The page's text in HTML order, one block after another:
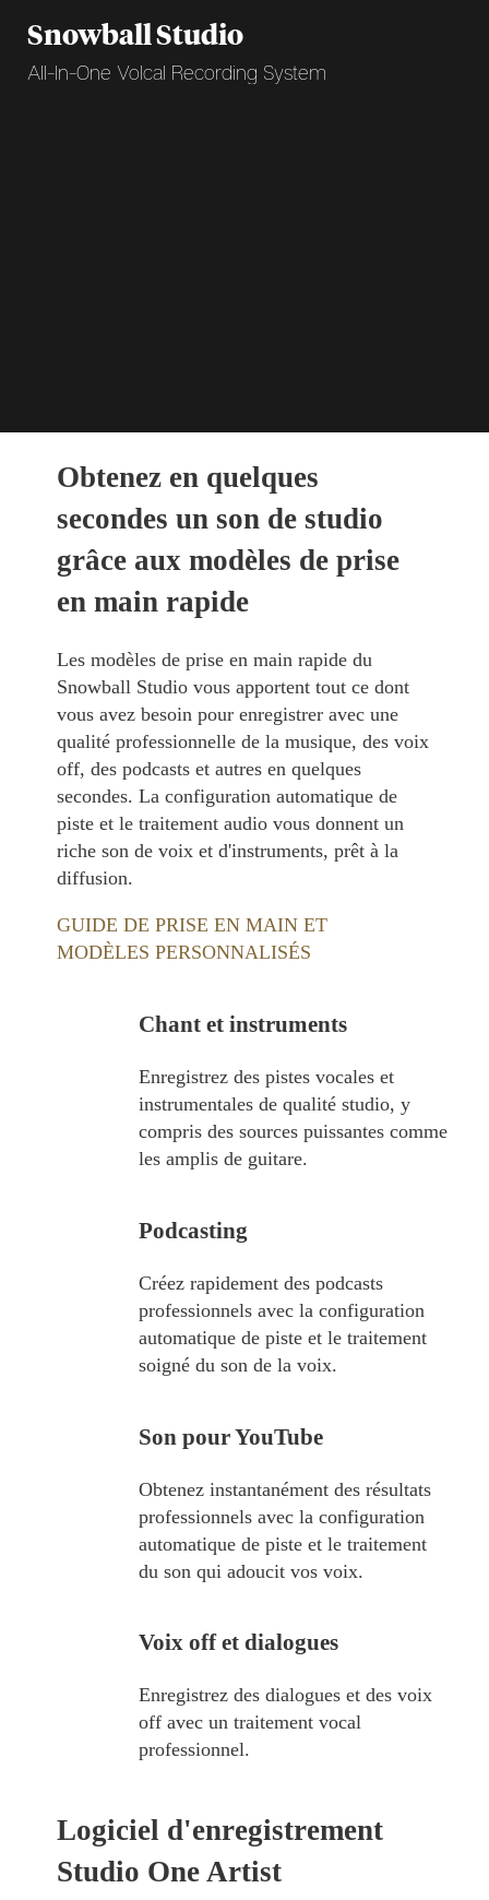
Snowball Studio
All-In-One Volcal Recording System
Obtenez en quelques
secondes un son de studio
grâce aux modèles de prise
en main rapide
Les modèles de prise en main rapide du
Snowball Studio vous apportent tout ce dont
vous avez besoin pour enregistrer avec une
qualité professionnelle de la musique, des voix
off, des podcasts et autres en quelques
secondes. La configuration automatique de
piste et le traitement audio vous donnent un
riche son de voix et d'instruments, prêt à la
diffusion.
GUIDE DE PRISE EN MAIN ET
MODÈLES PERSONNALISÉS
Chant et instruments
Enregistrez des pistes vocales et
instrumentales de qualité studio, y
compris des sources puissantes comme
les amplis de guitare.
Podcasting
Créez rapidement des podcasts
professionnels avec la configuration
automatique de piste et le traitement
soigné du son de la voix.
Son pour YouTube
Obtenez instantanément des résultats
professionnels avec la configuration
automatique de piste et le traitement
du son qui adoucit vos voix.
Voix off et dialogues
Enregistrez des dialogues et des voix
off avec un traitement vocal
professionnel.
Logiciel d'enregistrement
Studio One Artist